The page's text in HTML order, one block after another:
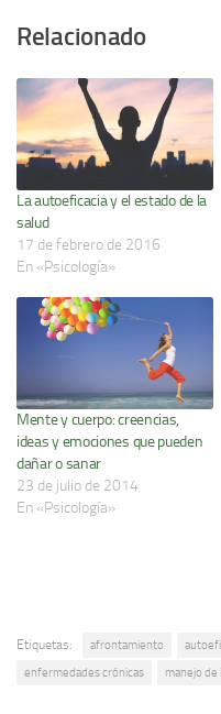
Relacionado
La autoeficacia y el estado de la
salud
17 de febrero de 2016
En «Psicología»
Mente y cuerpo: creencias,
ideas y emociones que pueden
dañar o sanar
23 de julio de 2014
En «Psicología»
Etiquetas: afrontamiento
enfermedades crónicas
manejo de